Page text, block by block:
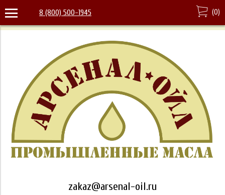
8 (800) 500-1945 (0)
zakaz@arsenal-oil.ru